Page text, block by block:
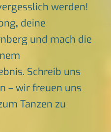
werden!
, deine
und mach die
Schreib uns
– wir freuen uns
Tanzen zu